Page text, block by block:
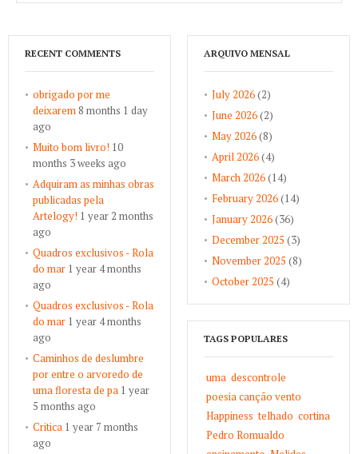
RECENT COMMENTS
obrigado por me
deixarem8 months 1 day
ago
Muito bom livro! 10
months 3 weeks ago
Adquiram as minhas obras
publicadas pela
Artelogy! 1 year 2 months
ago
Quadros exclusivos - Rola
do mar 1 year 4 months
ago
Quadros exclusivos - Rola
do mar 1 year 4 months
ago
Caminhos de deslumbre
por entre o arvoredo de
uma floresta de pa 1 year
5 months ago
Critica 1 year 7 months
ago
ARQUIVO MENSAL
July 2026(2)
June 2026(2)
May 2026(8)
April 2026(4)
March 2026(14)
February 2026(14)
January 2026(36)
December 2025 (3)
November 2025 (8)
October 2025 (4)
TAGS POPULARES
uma descontrole
poesia canção vento
Happiness telhado cortina
Pedro Romualdo